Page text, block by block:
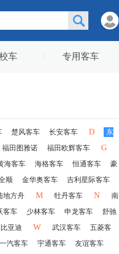
车 专用客车
楚风客车 长安客车 D 东
福田图雅诺 福田欧辉客车 G
海客车 海格客车 恒通客车 豪
顺 金华奥客车 吉利星际客车
地方舟 M 牡丹客车 N 南
客车 少林客车 申龙客车 舒驰
亚迪 W 武汉客车 五菱客
一汽客车 宇通客车 友谊客车